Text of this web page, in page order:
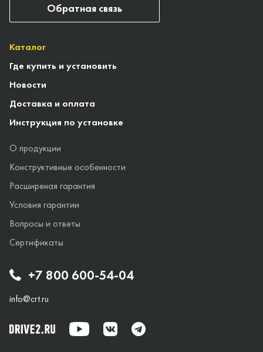
+7 800 600-54-04
info@crt.ru
Каталог
Где купить и установить
Новости
Доставка и оплата
Инструкция по установке
О продукции
Конструктивные особенности
Расширеная гарантия
Условия гарантии
Вопросы и ответы
Сертификаты
Обратная связь